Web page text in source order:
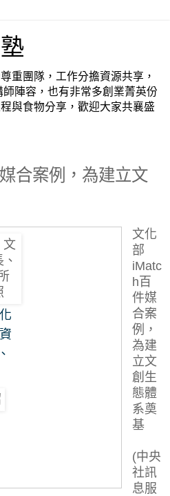
重團隊，工作分擔資源共享，
陣容，也有非常多創業菁英份
與食物分享，歡迎大家共襄盛
合案例，為建立文
文化
部
iMatc
h百
件媒
合案
例，
為建
立文
創生
態體
系奠
基
(中央
社訊
息服